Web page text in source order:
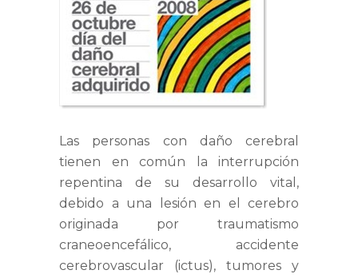
Las personas con daño cerebral
tienen en común la interrupción
repentina de su desarrollo vital,
debido a una lesión en el cerebro
originada por traumatismo
craneoencefálico, accidente
cerebrovascular (ictus), tumores y